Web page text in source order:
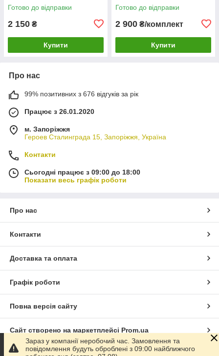
Готово до відправки
2 150 ₴
Купити
Готово до відправки
2 900 ₴/комплект
Купити
Про нас
99% позитивних з 676 відгуків за рік
Працює з 26.01.2020
м. Запоріжжя
Героев Сталинграда 15, Запоріжжя, Україна
Контакти
Сьогодні працює з 09:00 до 18:00
Показати весь графік роботи
Про нас
Контакти
Доставка та оплата
Графік роботи
Повна версія сайту
Сайт створено на маркетплейсі Prom.ua
Політика конфіденційності
Зараз у компанії неробочий час. Замовлення та
повідомлення будуть оброблені з 09:00 найближчого